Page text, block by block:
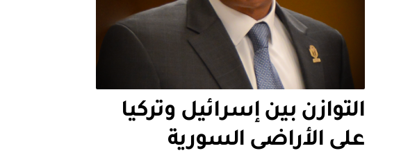
التوازن بين إسرائيل وتركيا
على الأراضى السورية